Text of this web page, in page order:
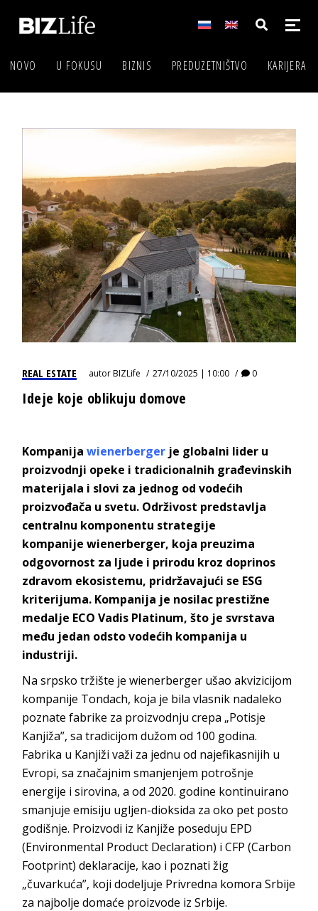
NOVO U FOKUSU BIZNIS PREDUZETNIŠTVO KARIJERA
REAL ESTATE autorBIZLife 27/10/2025 | 10:00 0
Ideje koje oblikuju domove
Kompanijawienerberger je globalni lider u
proizvodnji opeke i tradicionalnih građevinskih
materijala i slovi za jednog od vodećih
proizvođača u svetu. Održivost predstavlja
centralnu komponentu strategije
kompanijewienerberger, koja preuzima
odgovornost za ljude i prirodu kroz doprinos
zdravom ekosistemu, pridržavajući se ESG
kriterijuma. Kompanija je nosilac prestižne
medalje ECO Vadis Platinum, što je svrstava
među jedan odsto vodećih kompanija u
industriji.
Na srpsko tržište jewienerberger ušao akvizicijom
kompanije Tondach, koja je bila vlasnik nadaleko
poznate fabrike za proizvodnju crepa „Potisje
Kanjiža”, sa tradicijom dužom od 100 godina.
Fabrika u Kanjiži važi za jednu od najefikasnijih u
Evropi, sa značajnim smanjenjem potrošnje
energije i sirovina, a od 2020. godine kontinuirano
smanjuje emisiju ugljen-dioksida za oko pet posto
godišnje. Proizvodi iz Kanjiže poseduju EPD
(Environmental Product Declaration) i CFP (Carbon
Footprint) deklaracije, kao i poznati žig
„čuvarkuća”, koji dodeljuje Privredna komora Srbije
za najbolje domaće proizvode iz Srbije.